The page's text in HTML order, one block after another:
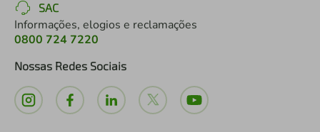
SAC
Informações, elogios e reclamações
0800 724 7220
Nossas Redes Sociais